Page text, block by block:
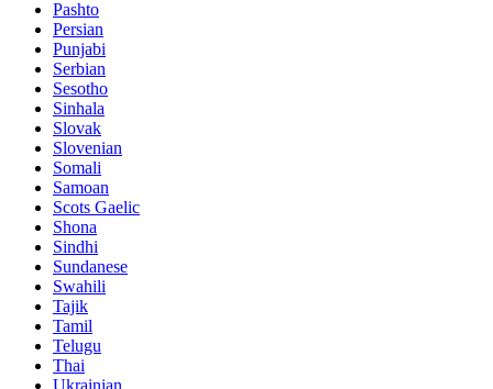
Pashto
Persian
Punjabi
Serbian
Sesotho
Sinhala
Slovak
Slovenian
Somali
Samoan
Scots Gaelic
Shona
Sindhi
Sundanese
Swahili
Tajik
Tamil
Telugu
Thai
Ukrainian